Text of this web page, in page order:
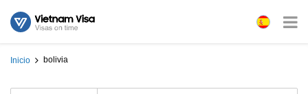
Inicio bolivia